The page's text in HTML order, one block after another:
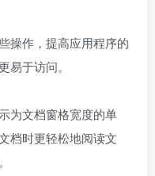
操作，提高应用程序的
于访问。
为文档窗格宽度的单
档时更轻松地阅读文